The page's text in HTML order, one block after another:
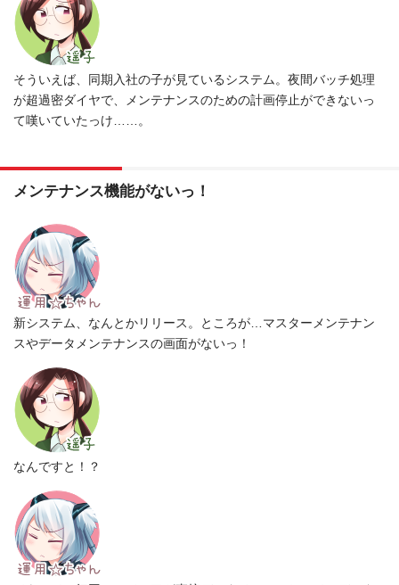
そういえば、同期入社の子が見ているシステム。夜間バッチ処理
が超過密ダイヤで、メンテナンスのための計画停止ができないっ
て嘆いていたっけ……。
メンテナンス機能がないっ！
新システム、なんとかリリース。ところが…マスターメンテナン
スやデータメンテナンスの画面がないっ！
なんですと！？